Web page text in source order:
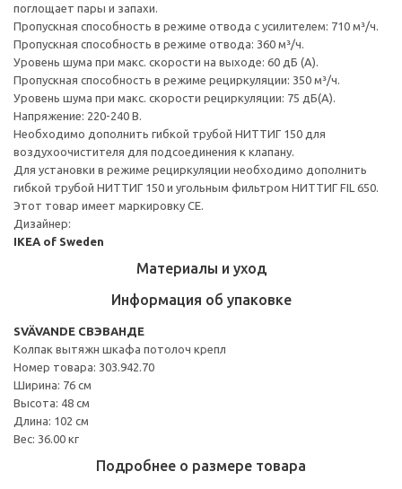
поглощает пары и запахи.
Пропускная способность в режиме отвода с усилителем: 710 м³/ч.
Пропускная способность в режиме отвода: 360 м³/ч.
Уровень шума при макс. скорости на выходе: 60 дБ (А).
Пропускная способность в режиме рециркуляции: 350 м³/ч.
Уровень шума при макс. скорости рециркуляции: 75 дБ(А).
Напряжение: 220-240 В.
Необходимо дополнить гибкой трубой НИТТИГ 150 для
воздухоочистителя для подсоединения к клапану.
Для установки в режиме рециркуляции необходимо дополнить
гибкой трубой НИТТИГ 150 и угольным фильтром НИТТИГ FIL 650.
Этот товар имеет маркировку CE.
Дизайнер:
IKEA of Sweden
Материалы и уход
Информация об упаковке
SVÄVANDE СВЭВАНДЕ
Колпак вытяжн шкафа потолоч крепл
Номер товара: 303.942.70
Ширина: 76 см
Высота: 48 см
Длина: 102 см
Вес: 36.00 кг
Подробнее о размере товара